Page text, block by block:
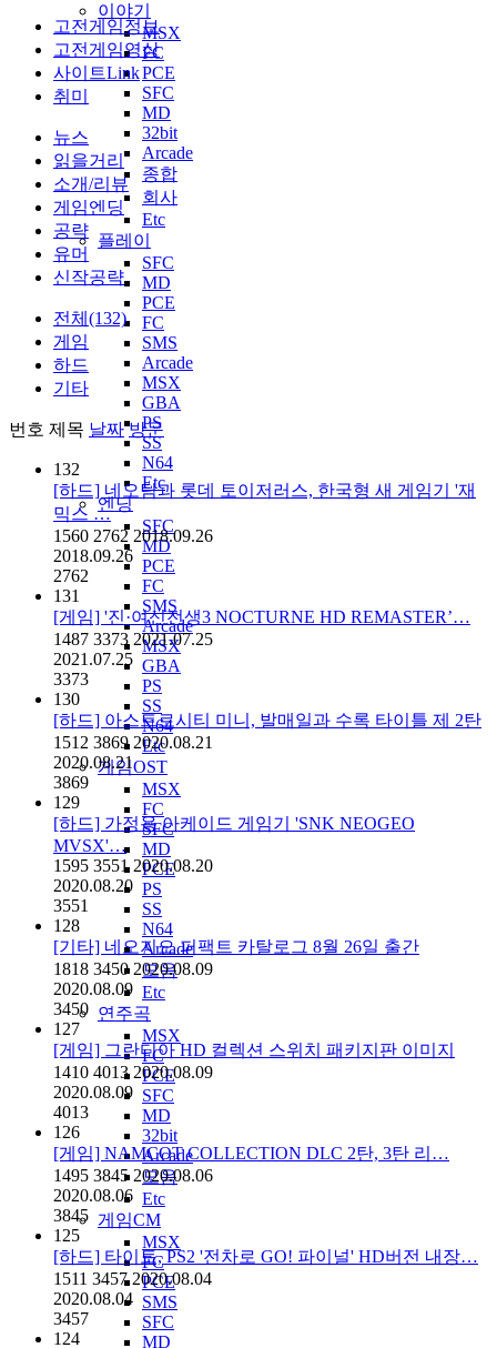
이야기
MSX
FC
PCE
SFC
MD
32bit
Arcade
종합
회사
Etc
플레이
SFC
MD
PCE
FC
SMS
Arcade
MSX
GBA
PS
SS
N64
Etc
엔딩
SFC
MD
PCE
FC
SMS
Arcade
MSX
GBA
PS
SS
N64
Etc
게임OST
MSX
FC
SFC
MD
PCE
PS
SS
N64
Arcade
모음
Etc
연주곡
MSX
FC
PCE
SFC
MD
32bit
Arcade
모음
Etc
게임CM
MSX
FC
PCE
SMS
SFC
MD
고전게임정보
고전게임영상
사이트Link
취미
뉴스
읽을거리
소개/리뷰
게임엔딩
공략
유머
신작공략
전체(132)
게임
하드
기타
번호 제목 날짜 방문
132
[하드] 네오팀과 롯데 토이저러스, 한국형 새 게임기 '재
믹스 …
1560 2762 2018.09.26
2018.09.26
2762
131
[게임] '진·여신전생3 NOCTURNE HD REMASTER’…
1487 3373 2021.07.25
2021.07.25
3373
130
[하드] 아스트로시티 미니, 발매일과 수록 타이틀 제 2탄
1512 3869 2020.08.21
2020.08.21
3869
129
[하드] 가정용 아케이드 게임기 'SNK NEOGEO
MVSX'…
1595 3551 2020.08.20
2020.08.20
3551
128
[기타] 네오지오 퍼팩트 카탈로그 8월 26일 출간
1818 3450 2020.08.09
2020.08.09
3450
127
[게임] 그란디아 HD 컬렉션 스위치 패키지판 이미지
1410 4013 2020.08.09
2020.08.09
4013
126
[게임] NAMCOT COLLECTION DLC 2탄, 3탄 리…
1495 3845 2020.08.06
2020.08.06
3845
125
[하드] 타이토, PS2 '전차로 GO! 파이널' HD버전 내장…
1511 3457 2020.08.04
2020.08.04
3457
124